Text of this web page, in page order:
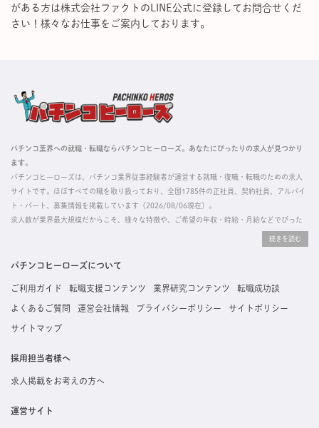
がある方は株式会社ファクトのLINE公式に登録してお問合せくだ
さい！様々なお仕事をご案内しております。
パチンコ業界への就職・転職ならパチンコヒーローズ。あなたにぴったりの求人が見つかり
ます。
パチンコヒーローズは、パチンコ業界従事経験者が運営する就職・復職・転職のための求人
サイトです。ほぼすべての職を取り扱っており、全国1785件の正社員、契約社員、アルバイ
ト・パート、募集情報を掲載しています（2026/08/06現在）。
求人数が業界最大規模だからこそ、様々な特徴や、ご希望の年収・時給・月給などでぴった
掲載している求人は、すべて契約法人様から寄せられた正規の求人情報です。応募いただい
た内容はすぐに直接事業所に届くためスムーズに転職・復職できます。
パチンコヒーローズについて
ご利用ガイド 転職支援コンテンツ 業界研究コンテンツ 転職成功談
よくあるご質問 運営会社情報 プライバシーポリシー サイトポリシー
サイトマップ
採用担当者様へ
求人掲載をお考えの方へ
運営サイト